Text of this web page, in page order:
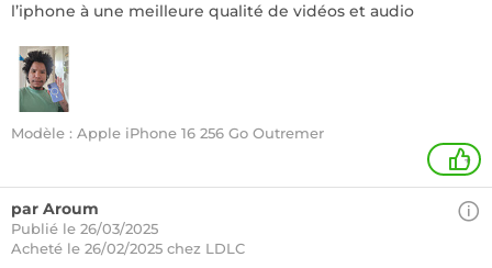
l’iphone à une meilleure qualité de vidéos et audio
Modèle : Apple iPhone 16 256 Go Outremer
+
par Aroum
Publié le 26/03/2025
Acheté le 26/02/2025 chez LDLC